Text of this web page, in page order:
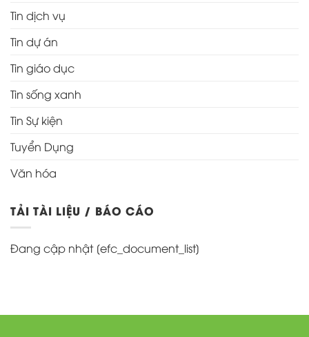
Tin dịch vụ
Tin dự án
Tin giáo dục
Tin sống xanh
Tin Sự kiện
Tuyển Dụng
Văn hóa
TẢI TÀI LIỆU / BÁO CÁO
Đang cập nhật [efc_document_list]